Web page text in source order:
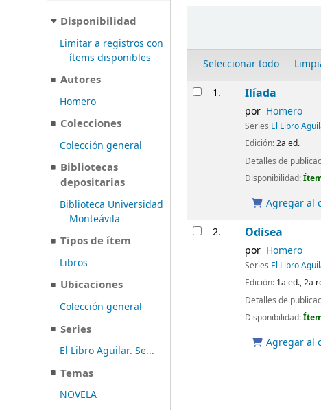
Disponibilidad
Limitar a registros con
ítems disponibles
Autores
Homero
Colecciones
Colección general
Bibliotecas
depositarias
Biblioteca Universidad
Monteávila
Tipos de ítem
Libros
Ubicaciones
Colección general
Series
El Libro Aguilar. Se...
Temas
NOVELA
Seleccionar todo
Resultados
1. Ilíada
por Homero
Series El Libro
Edición:2a ed.
Detalles de
Disponibilidad:
Agregar al
2. Odisea
por Homero
Series El Libro
Edición: 1a ed., 2a
Detalles de
Disponibilidad:
Agregar al